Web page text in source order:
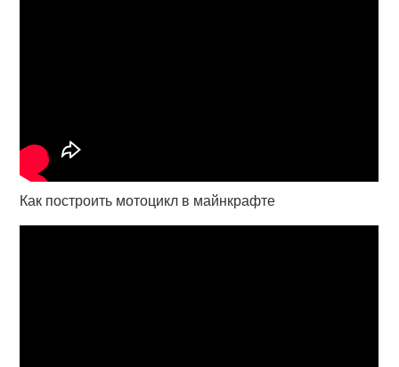
Как построить мотоцикл в майнкрафте